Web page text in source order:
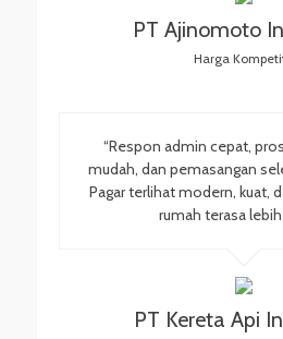
PT Ajinomoto
Harga
“Respon admin cepat,
mudah, dan pemasangan
Pagar terlihat modern, kuat,
rumah terasa lebih
PT Kereta Api